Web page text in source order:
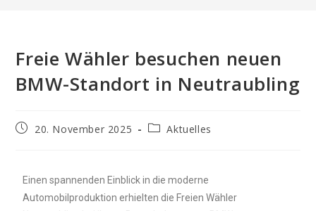
Freie Wähler besuchen neuen
BMW-Standort in Neutraubling
20. November 2025 Aktuelles
Einen spannenden Einblick in die moderne
Automobilproduktion erhielten die Freien Wähler